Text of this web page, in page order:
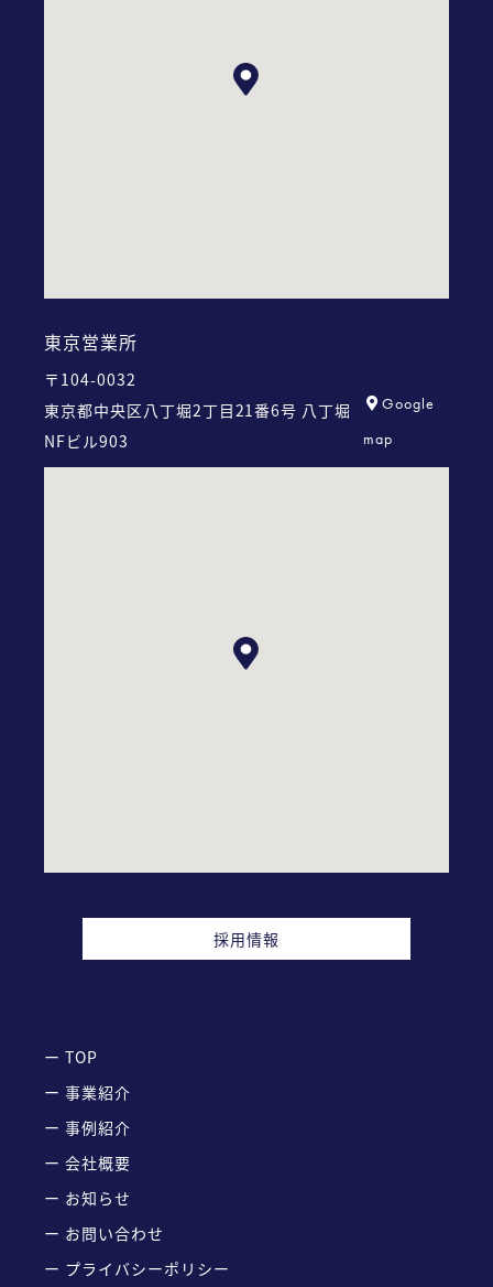
東京営業所
〒104-0032
東京都中央区八丁堀2丁目21番6号 八丁堀
NFビル903
Google
map
採用情報
ー TOP
ー 事業紹介
ー 事例紹介
ー 会社概要
ー お知らせ
ー お問い合わせ
ー プライバシーポリシー